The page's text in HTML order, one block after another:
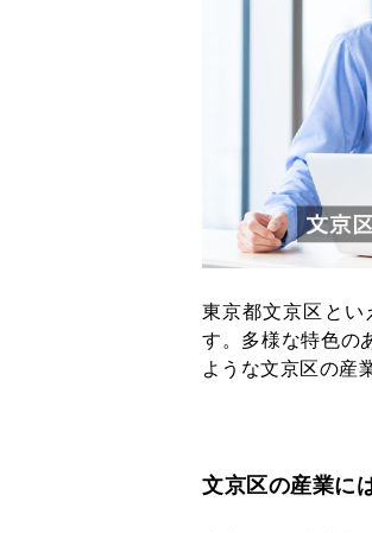
東京都文京区とい
す。多様な特色の
ような文京区の産
文京区の産業に